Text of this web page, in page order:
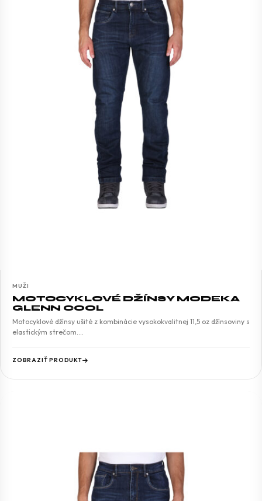
MUŽI
MOTOCYKLOVÉ DŽÍNSY MODEKA
GLENN COOL
Motocyklové džínsy ušité z kombinácie vysokokvalitnej 11,5 oz džínsoviny s
elastickým strečom.…
ZOBRAZIŤ PRODUKT